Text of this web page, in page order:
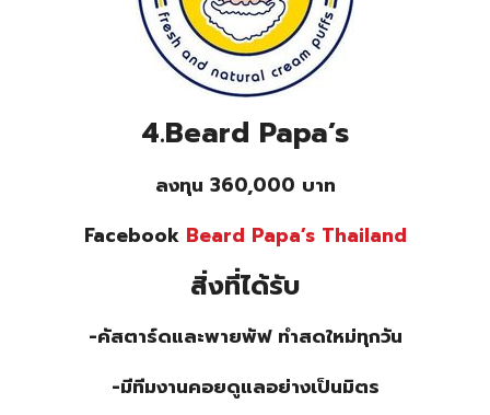
4.Beard Papa’s
ลงทุน 360,000 บาท
Facebook Beard Papa’s Thailand
สิ่งที่ได้รับ
-คัสตาร์ดและพายพัฟ ทำสดใหม่ทุกวัน
-มีทีมงานคอยดูแลอย่างเป็นมิตร